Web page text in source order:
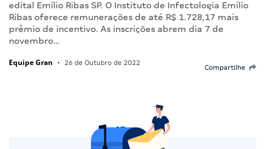
edital Emílio Ribas SP. O Instituto de Infectologia Emílio
Ribas oferece remunerações de até R$ 1.728,17 mais
prêmio de incentivo. As inscrições abrem dia 7 de
novembro…
Equipe Gran • 26 de Outubro de 2022
Compartilhe